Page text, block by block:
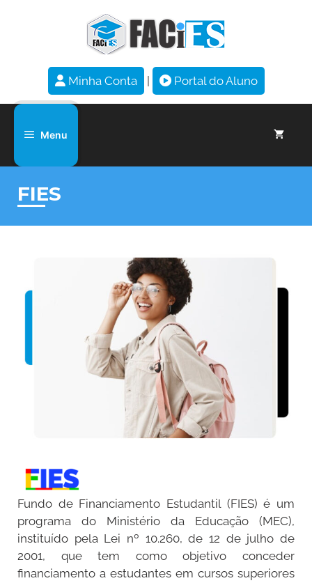
Minha Conta | Portal do Aluno
Menu
FIES
Fundo de Financiamento Estudantil (FIES) é um
programa do Ministério da Educação (MEC),
instituído pela Lei nº 10.260, de 12 de julho de
2001, que tem como objetivo conceder
financiamento a estudantes em cursos superiores